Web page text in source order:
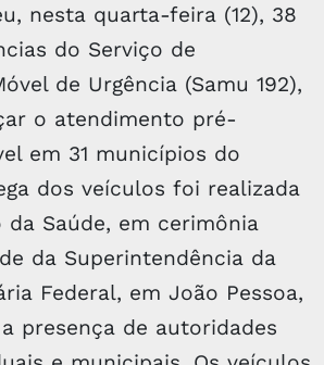
nesta quarta-feira (12), 38
do Serviço de
de Urgência (Samu 192),
o atendimento pré-
em 31 municípios do
dos veículos foi realizada
Saúde, em cerimônia
da Superintendência da
Federal, em João Pessoa,
presença de autoridades